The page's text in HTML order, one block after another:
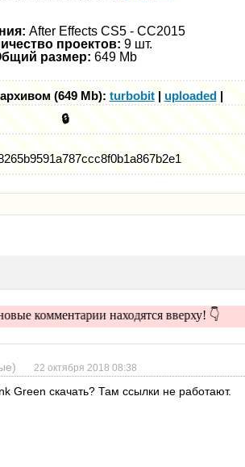
After Effects CS5 - СС2015
проектов: 9 шт.
размер: 649 Mb
(649 Mb): turbobit| uploaded|
🔒
комментарии находятся вверху! 👇
22 октября 2018 08:38
Green скачать? Там ссылки не работают.